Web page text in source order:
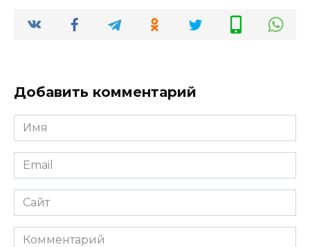
Добавить комментарий
Имя
*
Email
*
Сайт
Комментарий